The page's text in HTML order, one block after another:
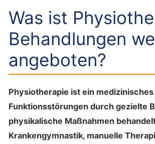
Was ist
Behandlungen
angeboten?
Physiotherapie ist ein
Funktionsstörungen durch gezielte
physikalische Maßnahmen
Krankengymnastik, manuelle